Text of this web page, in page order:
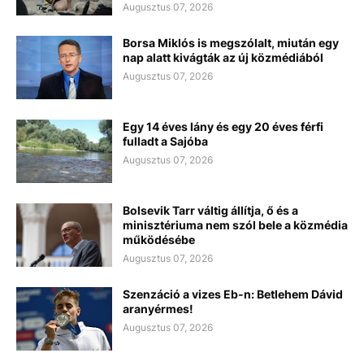
Augusztus 07, 2026
Borsa Miklós is megszólalt, miután egy
nap alatt kivágták az új közmédiából
Augusztus 07, 2026
Egy 14 éves lány és egy 20 éves férfi
fulladt a Sajóba
Augusztus 07, 2026
Bolsevik Tarr váltig állítja, ő és a
minisztériuma nem szól bele a közmédia
működésébe
Augusztus 07, 2026
Szenzáció a vizes Eb-n: Betlehem Dávid
aranyérmes!
Augusztus 07, 2026